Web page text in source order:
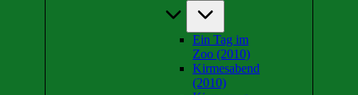
Ein Tag im
Zoo (2010)
Kirmesabend
(2010)